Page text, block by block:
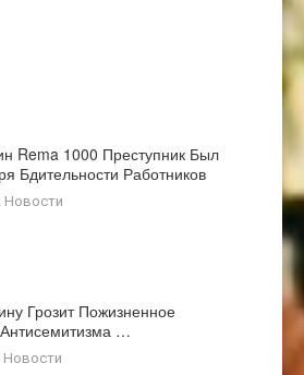
Rema 1000 Преступник Был
Бдительности Работников
Новости
Грозит Пожизненное
…
Новости